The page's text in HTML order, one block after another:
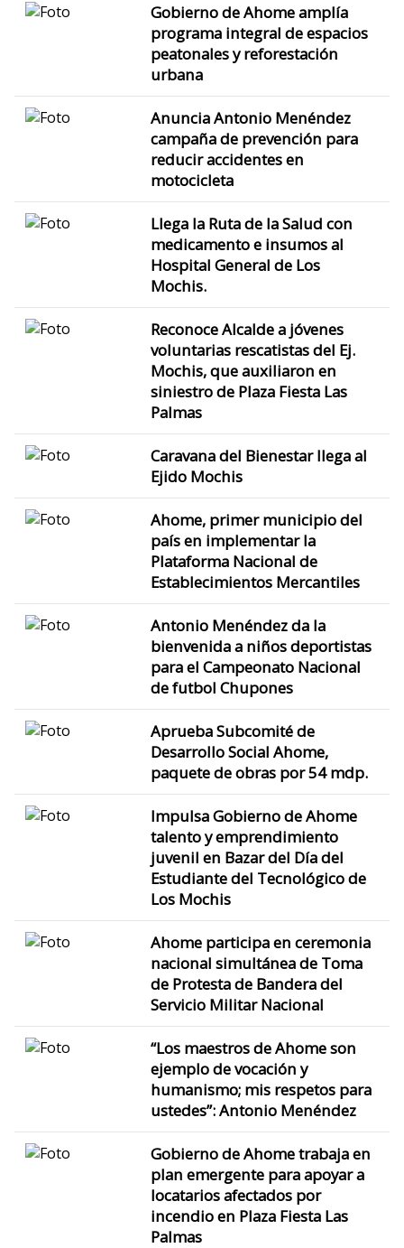
Gobierno de Ahome amplía
programa integral de espacios
peatonales y reforestación
urbana
Anuncia Antonio Menéndez
campaña de prevención para
reducir accidentes en
motocicleta
Llega la Ruta de la Salud con
medicamento e insumos al
Hospital General de Los
Mochis.
Reconoce Alcalde a jóvenes
voluntarias rescatistas del Ej.
Mochis, que auxiliaron en
siniestro de Plaza Fiesta Las
Palmas
Caravana del Bienestar llega al
Ejido Mochis
Ahome, primer municipio del
país en implementar la
Plataforma Nacional de
Establecimientos Mercantiles
Antonio Menéndez da la
bienvenida a niños deportistas
para el Campeonato Nacional
de futbol Chupones
Aprueba Subcomité de
Desarrollo Social Ahome,
paquete de obras por 54 mdp.
Impulsa Gobierno de Ahome
talento y emprendimiento
juvenil en Bazar del Día del
Estudiante del Tecnológico de
Los Mochis
Ahome participa en ceremonia
nacional simultánea de Toma
de Protesta de Bandera del
Servicio Militar Nacional
“Los maestros de Ahome son
ejemplo de vocación y
humanismo; mis respetos para
ustedes”: Antonio Menéndez
Gobierno de Ahome trabaja en
plan emergente para apoyar a
locatarios afectados por
incendio en Plaza Fiesta Las
Palmas